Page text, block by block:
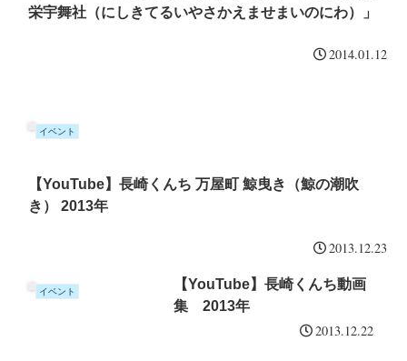
栄宇舞社（にしきてるいやさかえませまいのにわ）」
2014.01.12
イベント
【YouTube】長崎くんち 万屋町 鯨曳き（鯨の潮吹
き） 2013年
2013.12.23
イベント
【YouTube】長崎くんち動画
集 2013年
2013.12.22